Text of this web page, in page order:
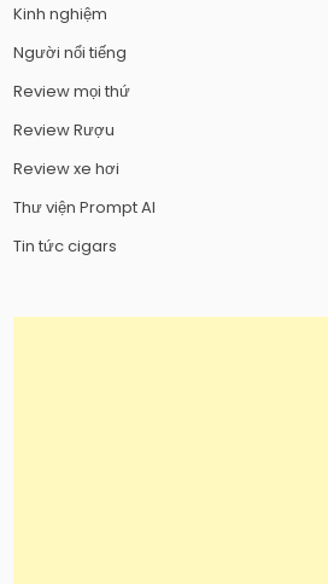
Kinh nghiệm
Người nổi tiếng
Review mọi thứ
Review Rượu
Review xe hơi
Thư viện Prompt AI
Tin tức cigars